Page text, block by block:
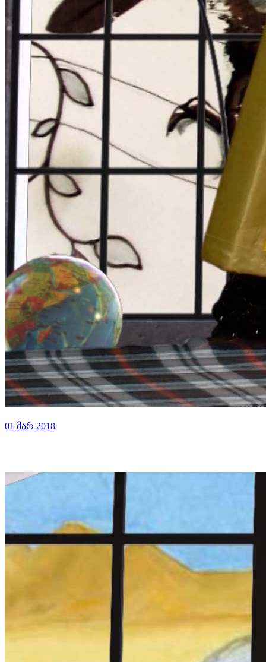
01 მარ 2018